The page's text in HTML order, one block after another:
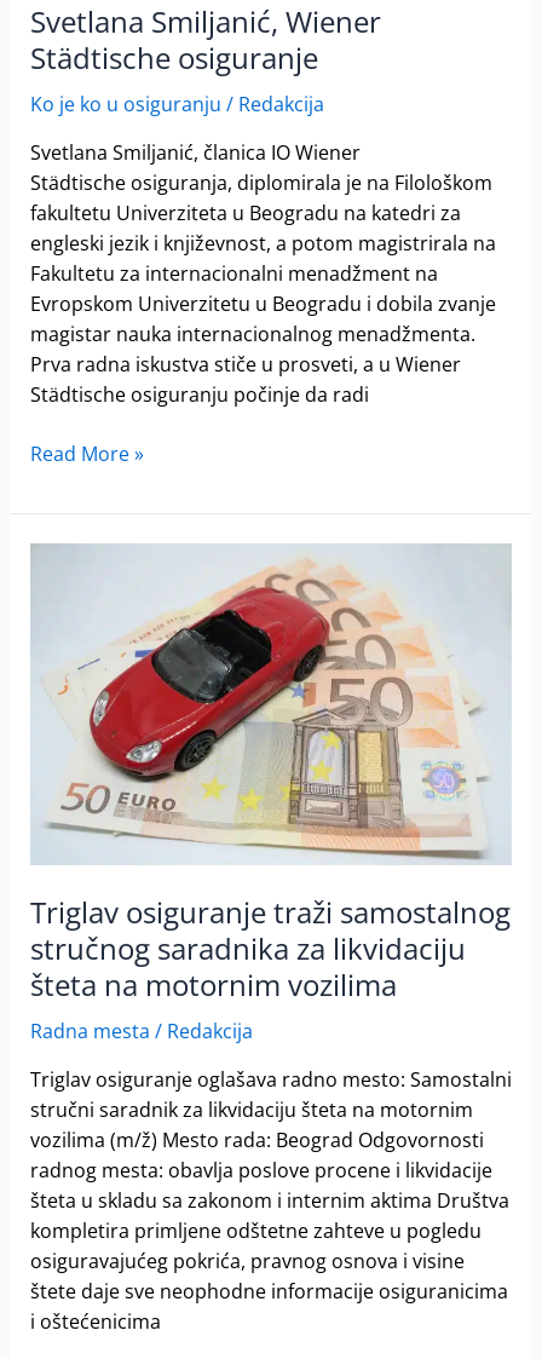
Svetlana Smiljanić, Wiener
Städtische osiguranje
Ko je ko u osiguranju / Redakcija
Svetlana Smiljanić, članica IO Wiener
Städtische osiguranja, diplomirala je na Filološkom
fakultetu Univerziteta u Beogradu na katedri za
engleski jezik i književnost, a potom magistrirala na
Fakultetu za internacionalni menadžment na
Evropskom Univerzitetu u Beogradu i dobila zvanje
magistar nauka internacionalnog menadžmenta.
Prva radna iskustva stiče u prosveti, a u Wiener
Städtische osiguranju počinje da radi
Read More »
Triglav osiguranje traži samostalnog
stručnog saradnika za likvidaciju
šteta na motornim vozilima
Radna mesta / Redakcija
Triglav osiguranje oglašava radno mesto: Samostalni
stručni saradnik za likvidaciju šteta na motornim
vozilima (m/ž) Mesto rada: Beograd Odgovornosti
radnog mesta: obavlja poslove procene i likvidacije
šteta u skladu sa zakonom i internim aktima Društva
kompletira primljene odštetne zahteve u pogledu
osiguravajućeg pokrića, pravnog osnova i visine
štete daje sve neophodne informacije osiguranicima
i oštećenicima
samostalnog
stručnog
saradnika
likvidaciju
šteta
na
motornim